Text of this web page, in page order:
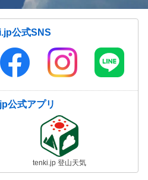
公式SNS
公式アプリ
tenki.jp 登山天気